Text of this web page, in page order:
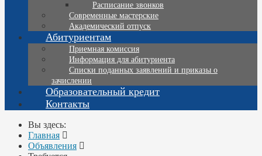
Расписание звонков
Современные мастерские
Академический отпуск
Абитуриентам
Приемная комиссия
Информация для абитуриента
Списки поданных заявлений и приказы о
зачислении
Образовательный кредит
Контакты
Вы здесь:
Главная
Объявления